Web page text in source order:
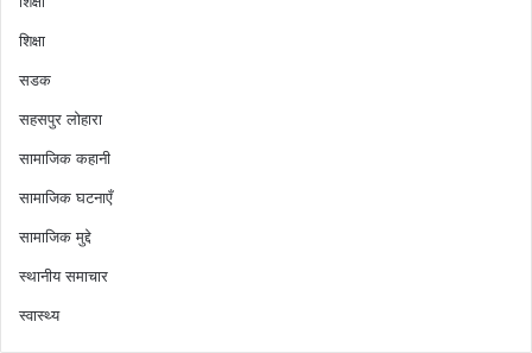
शिक्षा
सडक
सहसपुर लोहारा
सामाजिक कहानी
सामाजिक घटनाएँ
सामाजिक मुद्दे
स्थानीय समाचार
स्वास्थ्य